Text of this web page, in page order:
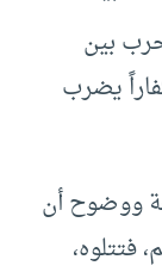
بين
يضرب
ووضوح أن
فتتلوه،